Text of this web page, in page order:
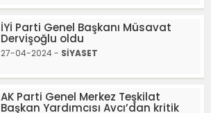
İYİ Parti Genel Başkanı Müsavat
Dervişoğlu oldu
27-04-2024 - SİYASET
AK Parti Genel Merkez Teşkilat
Başkan Yardımcısı Avcı’dan kritik